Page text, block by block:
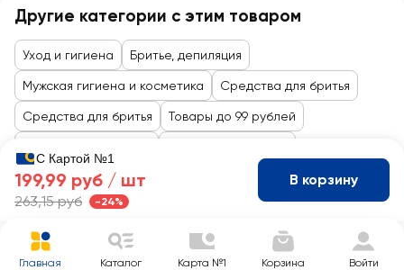
Другие категории с этим товаром
Уход и гигиена Бритье, депиляция
Мужская гигиена и косметика Средства для бритья
Средства для бритья Товары до 99 рублей
С Картой №1
199,99 руб / шт
263,15 руб -24%
В корзину
Главная Каталог Карта №1 Корзина Войти